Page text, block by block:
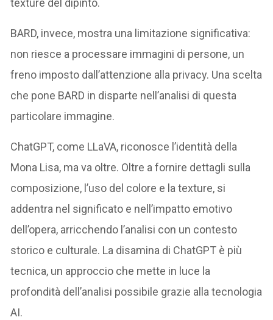
texture del dipinto.
BARD, invece, mostra una limitazione significativa:
non riesce a processare immagini di persone, un
freno imposto dall’attenzione alla privacy. Una scelta
che pone BARD in disparte nell’analisi di questa
particolare immagine.
ChatGPT, come LLaVA, riconosce l’identità della
Mona Lisa, ma va oltre. Oltre a fornire dettagli sulla
composizione, l’uso del colore e la texture, si
addentra nel significato e nell’impatto emotivo
dell’opera, arricchendo l’analisi con un contesto
storico e culturale. La disamina di ChatGPT è più
tecnica, un approccio che mette in luce la
profondità dell’analisi possibile grazie alla tecnologia
AI.